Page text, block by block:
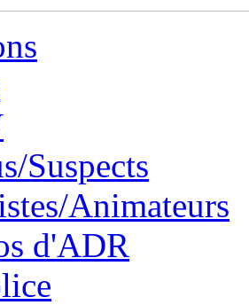
Suspects
Animateurs
d'ADR